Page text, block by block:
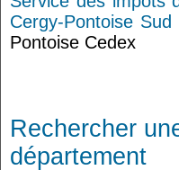
Cergy-Pontoise Sud
Pontoise Cedex
Rechercher
département